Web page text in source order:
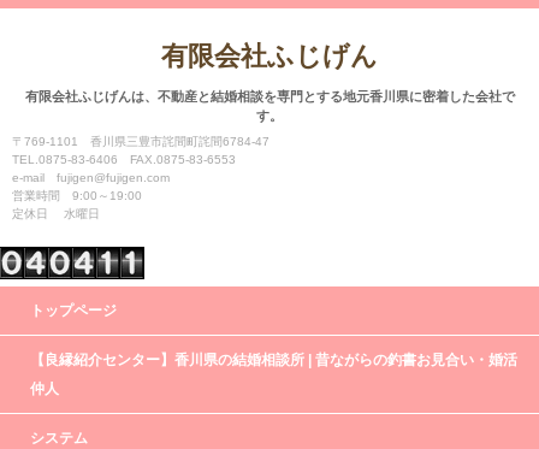
有限会社ふじげん
有限会社ふじげんは、不動産と結婚相談を専門とする地元香川県に密着した会社で
す。
〒769-1101 香川県三豊市詫間町詫間6784-47
TEL.0875-83-6406 FAX.0875-83-6553
e-mail fujigen@fujigen.com
営業時間 9:00～19:00
定休日 水曜日
トップページ
【良縁紹介センター】香川県の結婚相談所 | 昔ながらの釣書お見合い・婚活
仲人
システム